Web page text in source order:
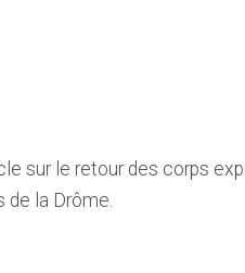
sur le retour des corps
de la Drôme.